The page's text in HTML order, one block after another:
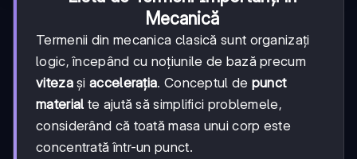
Mecanică
Termenii din mecanica clasică sunt organizați
logic, începând cu noțiunile de bază precum
vitezașiaccelerația. Conceptul de punct
material te ajută să simplifici problemele,
considerând că toată masa unui corp este
concentrată într-un punct.